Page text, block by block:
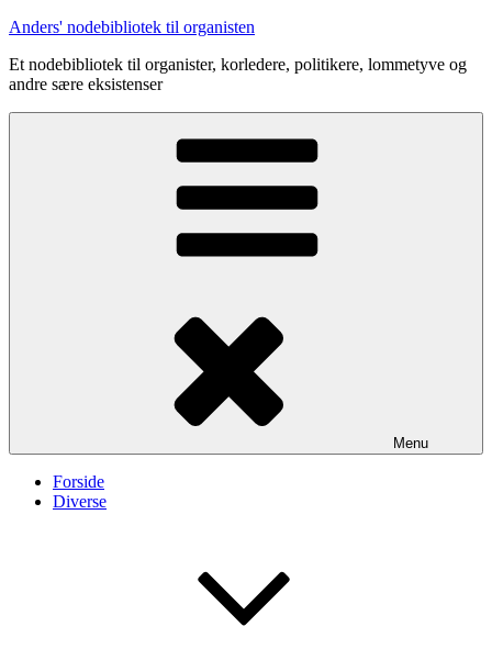
Videre
indhold
Anders' nodebibliotek til organisten
Et nodebibliotek til organister, korledere, politikere, lommetyve og
andre sære eksistenser
Menu
Forside
Diverse